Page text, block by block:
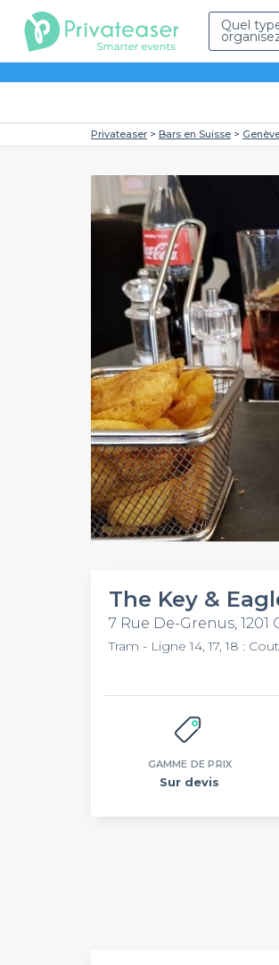
Quel
Privateaser Bars en Suisse
The Key &
7 Rue De-Grenus, 1201
Tram - Ligne 14, 17, 18 :
GAMME DE PRIX
Sur devis